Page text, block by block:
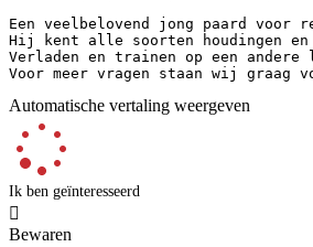
Een veelbelovend jong paard
Hij kent alle soorten houdingen
Verladen en trainen op een
Voor meer vragen staan wij graag
Automatische vertaling weergeven
Ik ben geïnteresseerd

Bewaren